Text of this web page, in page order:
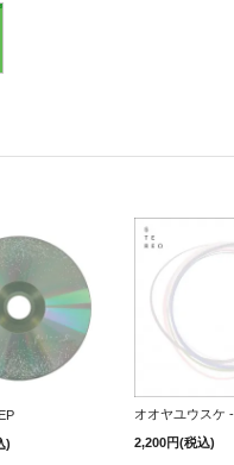
)
オオヤユウスケ
2,200円(税込)